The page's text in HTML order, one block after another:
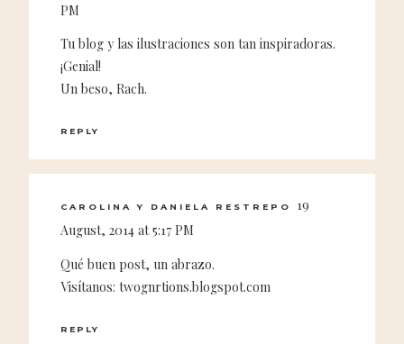
PM
Tu blog y las ilustraciones son tan inspiradoras.
¡Genial!
Un beso, Rach.
REPLY
CAROLINA Y DANIELA RESTREPO
19
August, 2014 at 5:17 PM
Qué buen post, un abrazo.
Visítanos: twognrtions.blogspot.com
REPLY